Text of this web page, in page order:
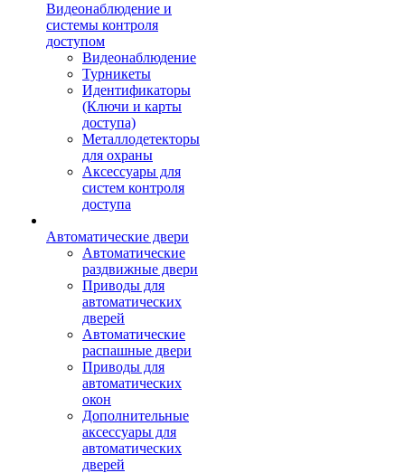
Видеонаблюдение и
системы контроля
доступом
Видеонаблюдение
Турникеты
Идентификаторы
(Ключи и карты
доступа)
Металлодетекторы
для охраны
Аксессуары для
систем контроля
доступа
Автоматические двери
Автоматические
раздвижные двери
Приводы для
автоматических
дверей
Автоматические
распашные двери
Приводы для
автоматических
окон
Дополнительные
аксессуары для
автоматических
дверей